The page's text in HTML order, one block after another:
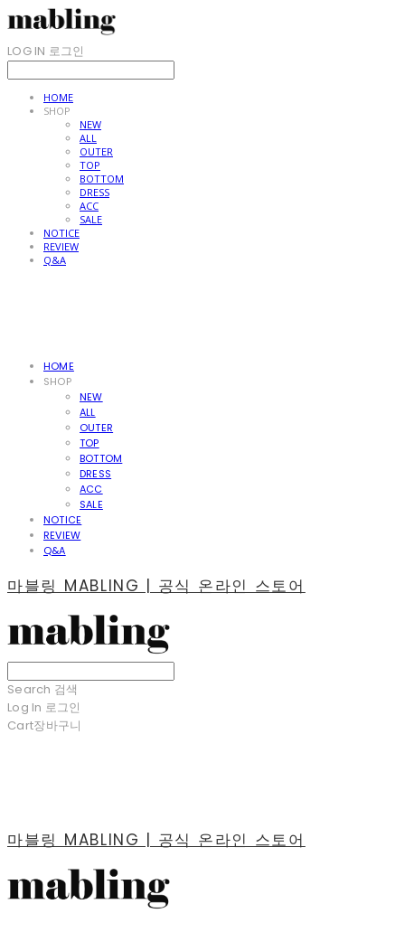
LOG IN 로그인
HOME
SHOP
NEW
ALL
OUTER
TOP
BOTTOM
DRESS
ACC
SALE
NOTICE
REVIEW
Q&A
HOME
SHOP
NEW
ALL
OUTER
TOP
BOTTOM
DRESS
ACC
SALE
NOTICE
REVIEW
Q&A
마블링 MABLING | 공식 온라인 스토어
Search 검색
Log In 로그인
Cart장바구니
마블링 MABLING | 공식 온라인 스토어